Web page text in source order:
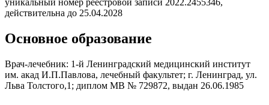
действительна до 25.04.2028
Основное образование
Врач-лечебник: 1-й Ленинградский медицинский институт
им. акад И.П.Павлова, лечебный факультет; г. Ленинград, ул.
Льва Толстого,1; диплом МВ № 729872, выдан 26.06.1985